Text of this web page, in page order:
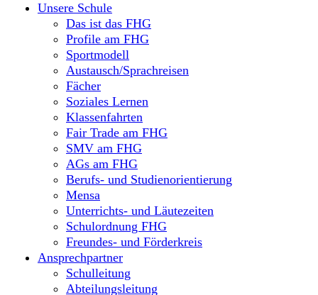
Unsere Schule
Das ist das FHG
Profile am FHG
Sportmodell
Austausch/Sprachreisen
Fächer
Soziales Lernen
Klassenfahrten
Fair Trade am FHG
SMV am FHG
AGs am FHG
Berufs- und Studienorientierung
Mensa
Unterrichts- und Läutezeiten
Schulordnung FHG
Freundes- und Förderkreis
Ansprechpartner
Schulleitung
Abteilungsleitung